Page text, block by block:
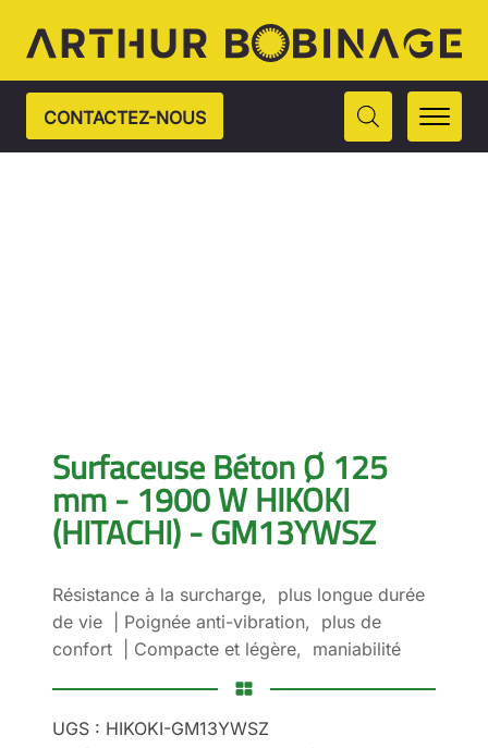
CONTACTEZ-NOUS
Surfaceuse Béton Ø 125
mm - 1900 W HIKOKI
(HITACHI) - GM13YWSZ
Résistance à la surcharge, plus longue durée
de vie | Poignée anti-vibration, plus de
confort | Compacte et légère, maniabilité
UGS : HIKOKI-GM13YWSZ